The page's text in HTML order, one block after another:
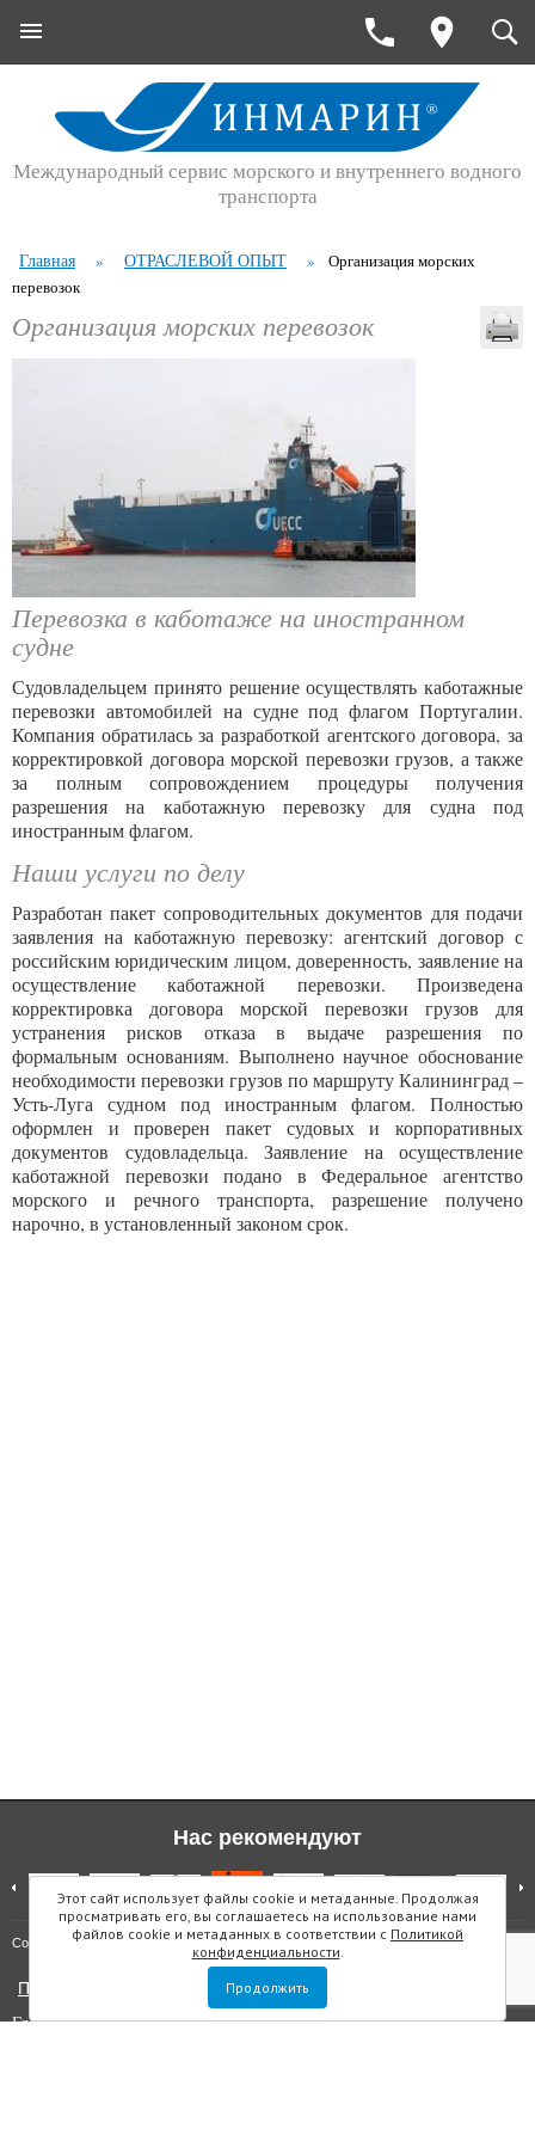
Международный сервис морского и внутреннего водного
транспорта
Главная » ОТРАСЛЕВОЙ ОПЫТ »
Организация морских
перевозок
Организация морских перевозок
Перевозка в каботаже на иностранном
судне
Судовладельцем принято решение осуществлять каботажные
перевозки автомобилей на судне под флагом Португалии.
Компания обратилась за разработкой агентского договора, за
корректировкой договора морской перевозки грузов, а также
за полным сопровождением процедуры получения
разрешения на каботажную перевозку для судна под
иностранным флагом.
Наши услуги по делу
Разработан пакет сопроводительных документов для подачи
заявления на каботажную перевозку: агентский договор с
российским юридическим лицом, доверенность, заявление на
осуществление каботажной перевозки. Произведена
корректировка договора морской перевозки грузов для
устранения рисков отказа в выдаче разрешения по
формальным основаниям. Выполнено научное обоснование
необходимости перевозки грузов по маршруту Калининград –
Усть-Луга судном под иностранным флагом. Полностью
оформлен и проверен пакет судовых и корпоративных
документов судовладельца. Заявление на осуществление
каботажной перевозки подано в Федеральное агентство
морского и речного транспорта, разрешение получено
нарочно, в установленный законом срок.
Этот сайт использует файлы cookie и метаданные. Продолжая
просматривать его, вы соглашаетесь на использование нами
файлов cookie и метаданных в соответствии с Политикой
конфиденциальности.
Продолжить
Нас рекомендуют
Copyright © "Инмарин" Карта сайта
Политика конфиденциальности
Главный редактор Маслова Е.О.